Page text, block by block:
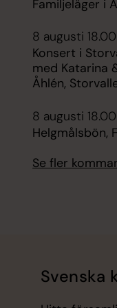
Familjeläger i
8 augusti 18.00
Konsert i
med Katarina
Åhlén,
8 augusti 18.00
Helgmålsbön,
Se fler
Svenska